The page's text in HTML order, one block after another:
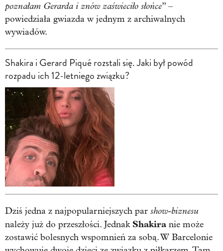
poznałam Gerarda i znów zaświeciło słońce” –
powiedziała gwiazda w jednym z archiwalnych
wywiadów.
Shakira i Gerard Piqué rozstali się. Jaki był powód
rozpadu ich 12-letniego związku?
Dziś jedna z najpopularniejszych par show-biznesu
należy już do przeszłości. Jednak Shakira nie może
zostawić bolesnych wspomnień za sobą. W Barcelonie